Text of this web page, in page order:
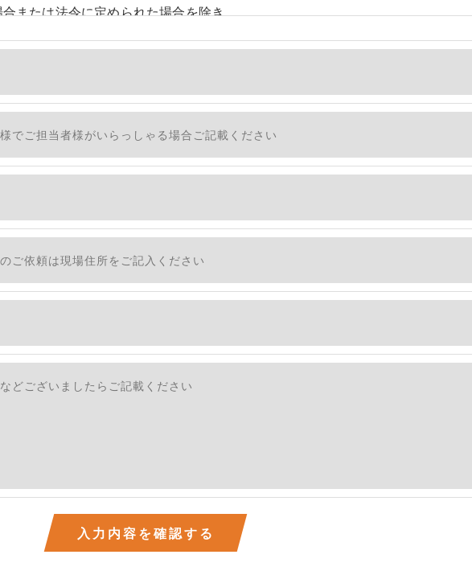
または法令に定められた場合を除き、
要な範囲において、個人情報を外部に委託する場合があります。
生じる結果＞
用停止の手続について＞
応させて頂きます。
停止の具体的手続きにつきましては、お電話でお問合せ下さい。v